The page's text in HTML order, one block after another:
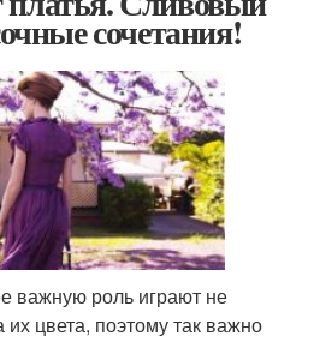
сочетания!
важную роль играют не
цвета, поэтому так важно